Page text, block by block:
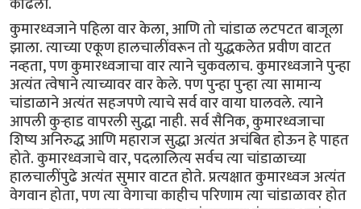
कुमारध्वजाने पहिला वार केला, आणि तो चांडाळ लटपटत बाजूला
झाला. त्याच्या एकूण हालचालींवरून तो युद्धकलेत प्रवीण वाटत
नव्हता, पण कुमारध्वजाचा वार त्याने चुकवलाच. कुमारध्वजाने पुन्हा
अत्यंत त्वेषाने त्याच्यावर वार केले. पण पुन्हा पुन्हा त्या सामान्य
चांडाळाने अत्यंत सहजपणे त्याचे सर्व वार वाया घालवले. त्याने
आपली कुऱ्हाड वापरली सुद्धा नाही. सर्व सैनिक, कुमारध्वजाचा
शिष्य अनिरुद्ध आणि महाराज सुद्धा अत्यंत अचंबित होऊन हे पाहत
होते. कुमारध्वजाचे वार, पदलालित्य सर्वच त्या चांडाळाच्या
हालचालींपुढे अत्यंत सुमार वाटत होते. प्रत्यक्षात कुमारध्वज अत्यंत
वेगवान होता, पण त्या वेगाचा काहीच परिणाम त्या चांडाळावर होत